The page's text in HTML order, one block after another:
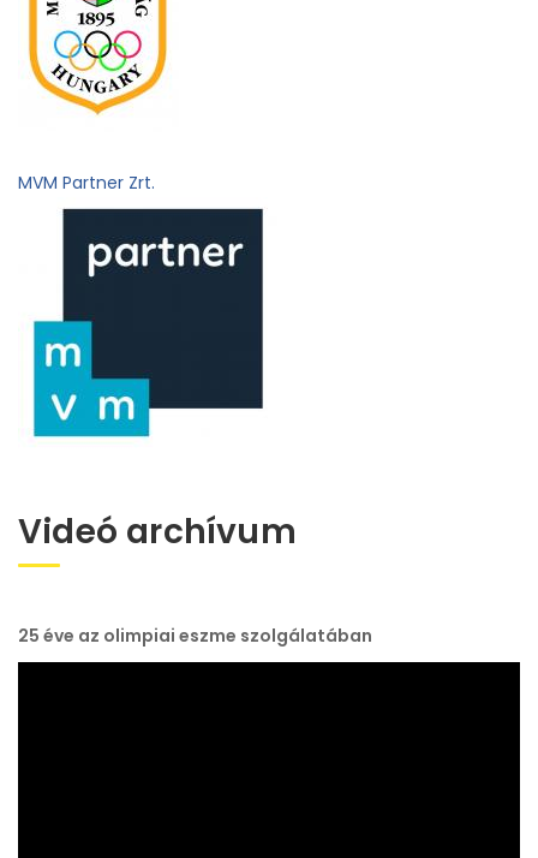
MVM Partner Zrt.
Videó archívum
25 éve az olimpiai eszme szolgálatában